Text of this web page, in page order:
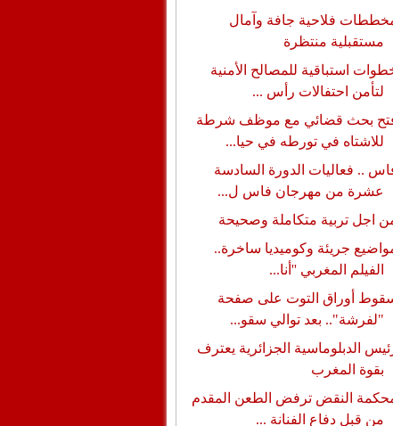
فلاحية جافة وآمال
مستقبلية منتظرة
استباقية للمصالح الأمنية
لتأمن احتفالات رأس ...
بحث قضائي مع موظف شرطة
للاشتاه في تورطه في حيا...
.. فعاليات الدورة السادسة
عشرة من مهرجان فاس ل...
اجل تربية متكاملة وصحيحة
جريئة وكوميديا ساخرة..
الفيلم المغربي ''أنا...
أوراق التوت على صفحة
"لفرشة".. بعد توالي سقو...
الدبلوماسية الجزائرية يعترف
بقوة المغرب
النقض ترفض الطعن المقدم
من قبل دفاع الفنانة ...